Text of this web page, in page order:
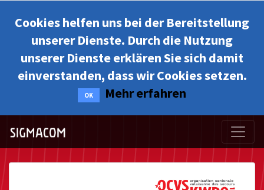
Cookies helfen uns bei der Bereitstellung
unserer Dienste. Durch die Nutzung
unserer Dienste erklären Sie sich damit
einverstanden, dass wir Cookies setzen.
OK Mehr erfahren